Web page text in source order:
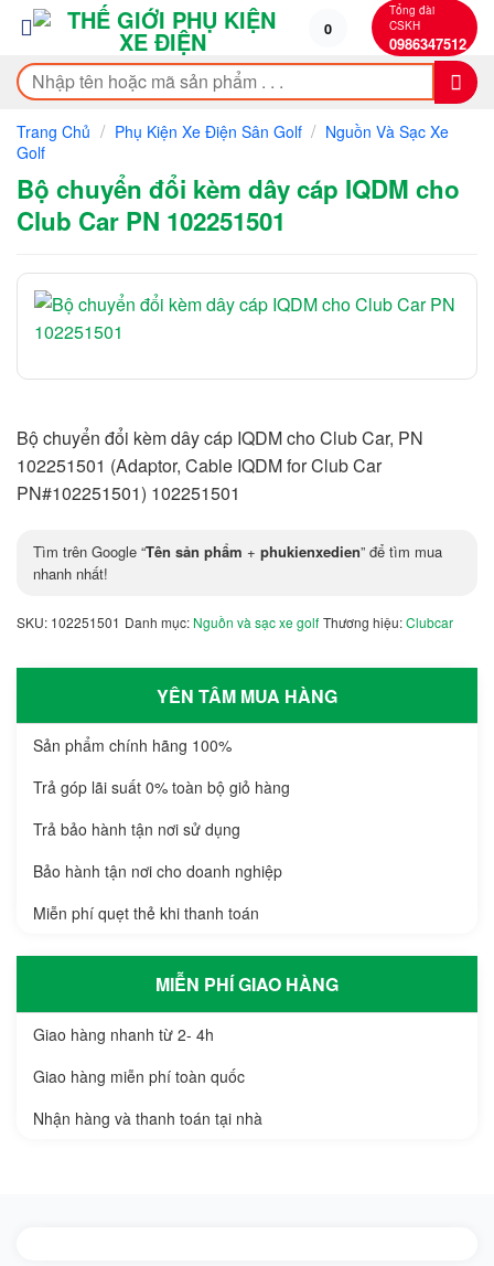
qua
nội
dung
0
Tổng đài
CSKH
0986347512
Tìm
kiếm:
Trang Chủ / Phụ Kiện Xe Điện Sân Golf / Nguồn Và Sạc Xe
Golf
Bộ chuyển đổi kèm dây cáp IQDM cho
Club Car PN 102251501
Bộ chuyển đổi kèm dây cáp IQDM cho Club Car, PN
102251501 (Adaptor, Cable IQDM for Club Car
PN#102251501) 102251501
Tìm trên Google “Tên sản phẩm + phukienxedien” để tìm mua
nhanh nhất!
SKU: 102251501 Danh mục: Nguồn và sạc xe golf Thương hiệu:Clubcar
YÊN TÂM MUA HÀNG
Sản phẩm chính hãng 100%
Trả góp lãi suất 0% toàn bộ giỏ hàng
Trả bảo hành tận nơi sử dụng
Bảo hành tận nơi cho doanh nghiệp
Miễn phí quẹt thẻ khi thanh toán
MIỄN PHÍ GIAO HÀNG
Giao hàng nhanh từ 2- 4h
Giao hàng miễn phí toàn quốc
Nhận hàng và thanh toán tại nhà